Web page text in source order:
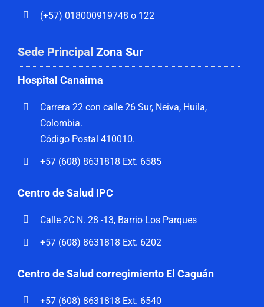
(+57) 018000919748 o 122
Sede Principal Zona Sur
Hospital Canaima
Carrera 22 con calle 26 Sur, Neiva, Huila,
Colombia.
Código Postal 410010.
+57 (608) 8631818 Ext. 6585
Centro de Salud IPC
Calle 2C N. 28 -13, Barrio Los Parques
+57 (608) 8631818 Ext. 6202
Centro de Salud corregimiento El Caguán
+57 (608) 8631818 Ext. 6540